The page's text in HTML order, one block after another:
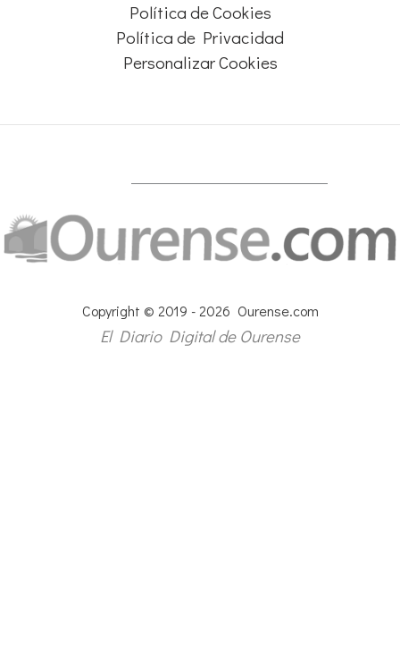
Política de Cookies
Política de Privacidad
Personalizar Cookies
Copyright © 2019 - 2026 Ourense.com
El Diario Digital de Ourense